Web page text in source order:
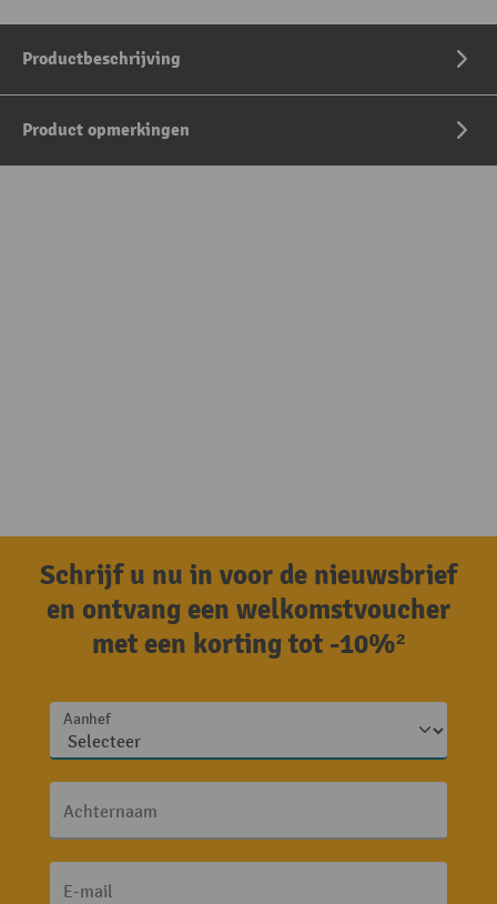
Productbeschrijving
Product opmerkingen
Schrijf u nu in voor de nieuwsbrief
en ontvang een welkomstvoucher
met een korting tot -10%²
Aanhef
Achternaam
E-mail